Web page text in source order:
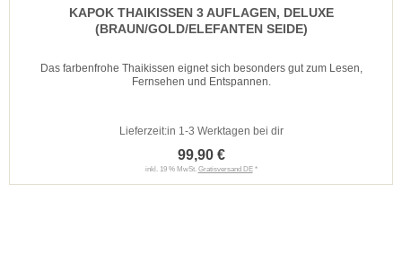
KAPOK THAIKISSEN 3 AUFLAGEN, DELUXE
(BRAUN/GOLD/ELEFANTEN SEIDE)
Das farbenfrohe Thaikissen eignet sich besonders gut zum Lesen,
Fernsehen und Entspannen.
Lieferzeit:in 1-3 Werktagen bei dir
99,90 €
inkl. 19 % MwSt. Gratisversand DE*